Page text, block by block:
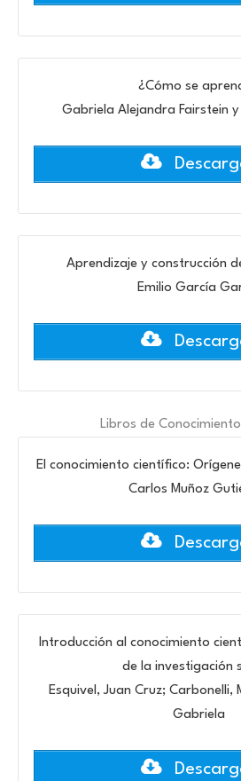
¿Cómo se
Gabriela Alejandra Fairstein y
Aprendizaje y construcción
Emilio García
Libros de
El conocimiento científico:
Carlos Muñoz
Introducción al conocimiento
de la investigación
Esquivel, Juan Cruz; Carbonelli,
Gabriela